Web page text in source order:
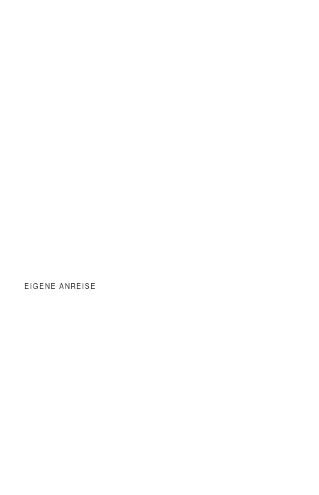
EIGENE ANREISE